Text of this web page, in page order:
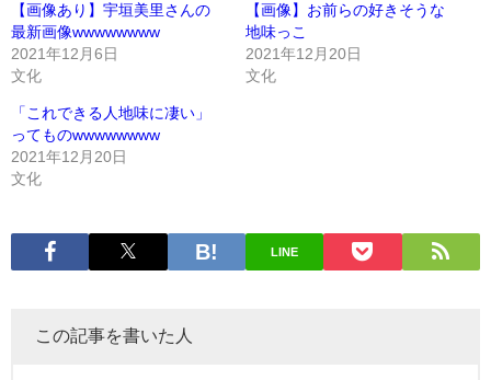
【画像あり】宇垣美里さんの
最新画像wwwwwwww
2021年12月6日
文化
【画像】お前らの好きそうな
地味っこ
2021年12月20日
文化
「これできる人地味に凄い」
ってものwwwwwwww
2021年12月20日
文化
LINE
この記事を書いた人